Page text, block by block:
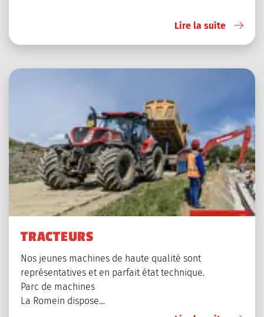
Lire la suite
TRACTEURS
Nos jeunes machines de haute qualité sont
représentatives et en parfait état technique.
Parc de machines
La Romein dispose…